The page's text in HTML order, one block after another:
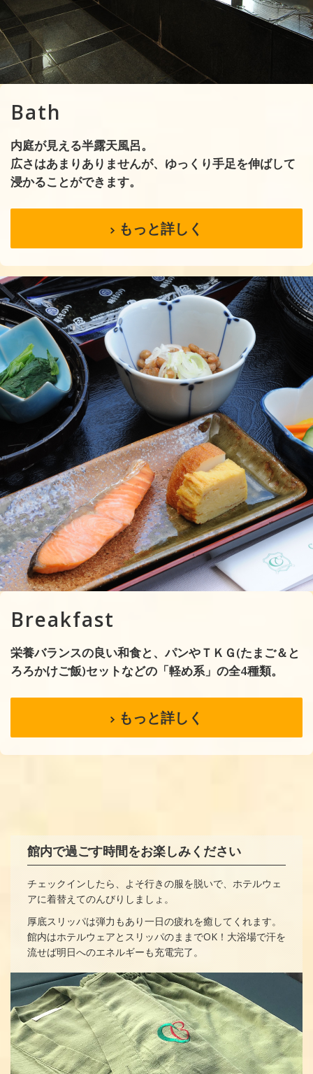
Bath
内庭が見える半露天風呂。
広さはあまりありませんが、ゆっくり手足を伸ばして
浸かることができます。
もっと詳しく
Breakfast
栄養バランスの良い和食と、パンやＴＫＧ(たまご＆と
ろろかけご飯)セットなどの「軽め系」の全4種類。
もっと詳しく
館内で過ごす時間をお楽しみください
チェックインしたら、よそ行きの服を脱いで、ホテルウェ
アに着替えてのんびりしましょ。
厚底スリッパは弾力もあり一日の疲れを癒してくれます。
館内はホテルウェアとスリッパのままでOK！大浴場で汗を
流せば明日へのエネルギーも充電完了。